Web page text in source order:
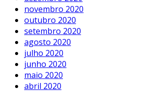
novembro 2020
outubro 2020
setembro 2020
agosto 2020
julho 2020
junho 2020
maio 2020
abril 2020